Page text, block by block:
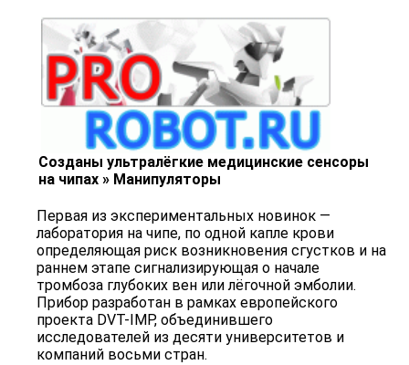
Созданы ультралёгкие медицинские сенсоры
на чипах » Манипуляторы
Первая из экспериментальных новинок —
лаборатория на чипе, по одной капле крови
определяющая риск возникновения сгустков и на
раннем этапе сигнализирующая о начале
тромбоза глубоких вен или лёгочной эмболии.
Прибор разработан в рамках европейского
проекта DVT-IMP, объединившего
исследователей из десяти университетов и
компаний восьми стран.